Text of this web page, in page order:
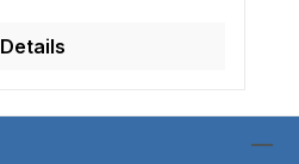
Details